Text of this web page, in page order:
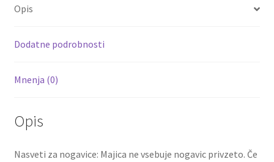
k
Opis
Dodatne podrobnosti
Mnenja (0)
Opis
Nasveti za nogavice: Majica ne vsebuje nogavic privzeto. Če